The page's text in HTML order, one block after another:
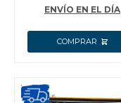
AMN65061
ENVÍO EN EL DÍA